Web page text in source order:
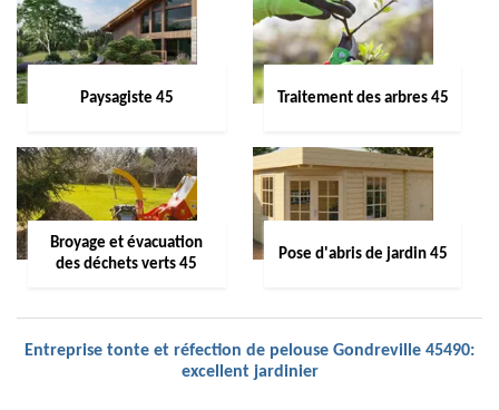
Paysagiste 45 Traitement des arbres 45
Broyage et évacuation
des déchets verts 45
Pose d'abris de jardin 45
Entreprise tonte et réfection de pelouse Gondreville 45490:
excellent jardinier